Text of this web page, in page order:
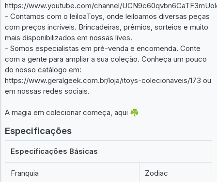
https://www.youtube.com/channel/
- Contamos com o leiloaToys, onde leiloamos diversas peças
com preços incríveis. Brincadeiras, prêmios, sorteios e muito
mais disponibilizados em nossas lives.
- Somos especialistas em pré-venda e encomenda. Conte
com a gente para ampliar a sua coleção. Conheça um pouco
do nosso catálogo em:
https://www.geralgeek.com.br/loja/itoys-colecionaveis/173 ou
em nossas redes sociais.
A magia em colecionar começa, aqui ☘️
Especificações
Especificações Básicas
Franquia Zodiac